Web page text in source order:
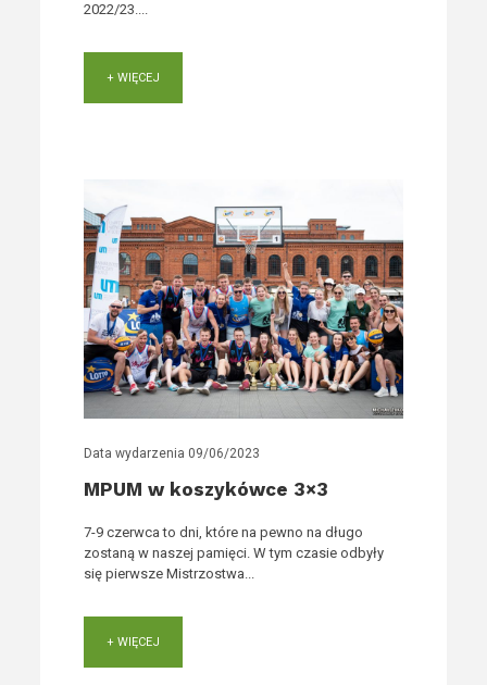
2022/23....
+ WIĘCEJ
Data wydarzenia 09/06/2023
MPUM w koszykówce 3×3
7-9 czerwca to dni, które na pewno na długo
zostaną w naszej pamięci. W tym czasie odbyły
się pierwsze Mistrzostwa...
+ WIĘCEJ